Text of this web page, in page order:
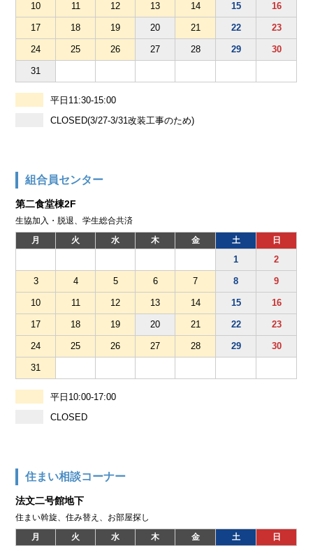
10 11 12 13 14 15 16
17 18 19 20 21 22 23
24 25 26 27 28 29 30
31
平日11:30-15:00
CLOSED(3/27-3/31改装工事のため)
組合員センター
第二食堂棟2F
生協加入・脱退、学生総合共済
月 火 水 木 金 土 日
1 2
3 4 5 6 7 8 9
10 11 12 13 14 15 16
17 18 19 20 21 22 23
24 25 26 27 28 29 30
31
平日10:00-17:00
CLOSED
住まい相談コーナー
法文二号館地下
住まい斡旋、住み替え、お部屋探し
月 火 水 木 金 土 日